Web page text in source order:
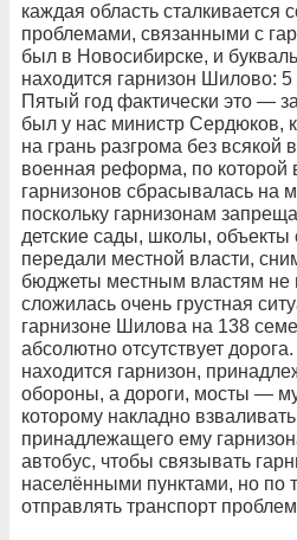
каждая область сталкивается
проблемами, связанными с
был в Новосибирске, и
находится гарнизон Шилово:
Пятый год фактически это —
был у нас министр Сердюков,
на грань разгрома без
военная реформа, по которой
гарнизонов сбрасывалась на
поскольку гарнизонам
детские сады, школы, объекты
передали местной власти,
бюджеты местным властям не
сложилась очень грустная
гарнизоне Шилова на 138
абсолютно отсутствует
находится гарнизон,
обороны, а дороги, мосты —
которому накладно
принадлежащего ему
автобус, чтобы связывать
населёнными пунктами, но по
отправлять транспорт